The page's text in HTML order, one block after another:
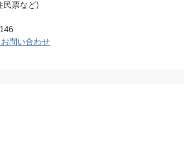
民票など)
問い合わせ